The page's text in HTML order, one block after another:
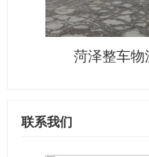
菏泽整车物
联系我们